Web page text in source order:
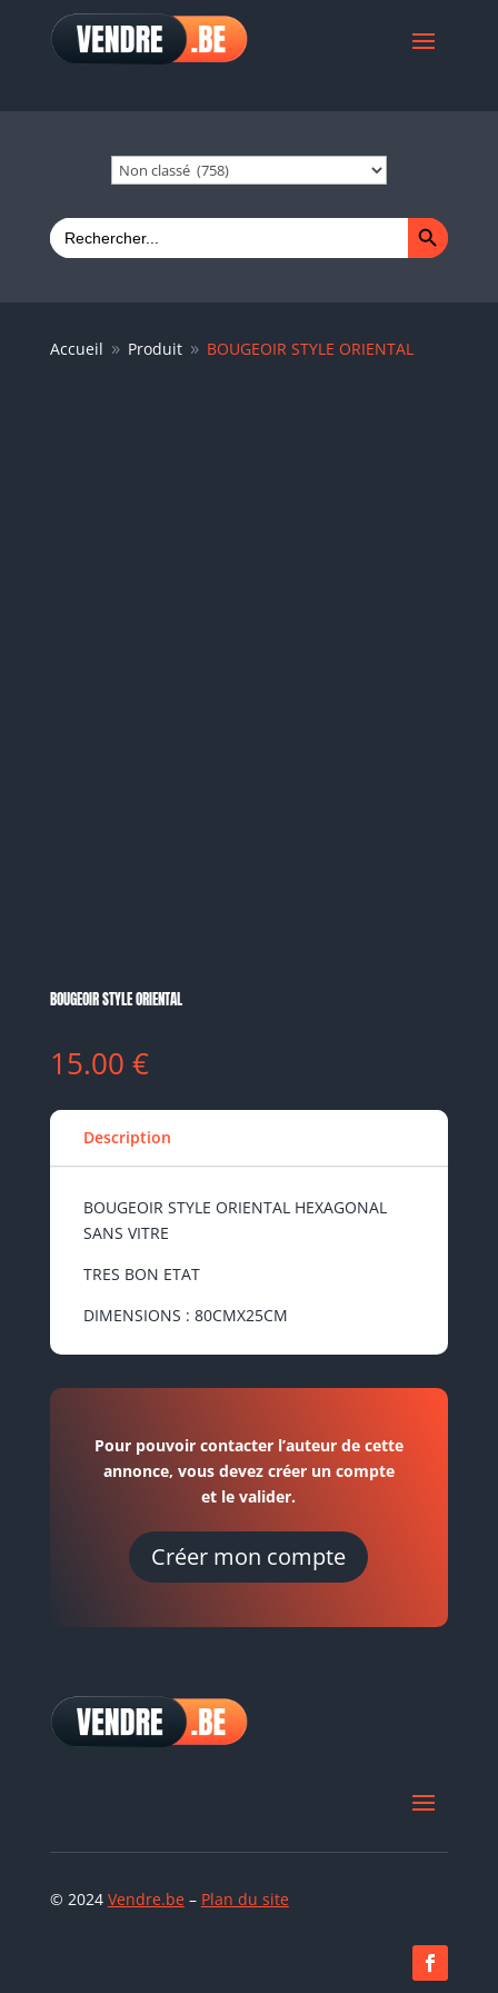
Search
for:
Search Button
Accueil 9 Produit 9 BOUGEOIR STYLE ORIENTAL
BOUGEOIR STYLE ORIENTAL
15.00 €
Description
BOUGEOIR STYLE ORIENTAL HEXAGONAL
SANS VITRE
TRES BON ETAT
DIMENSIONS : 80CMX25CM
Pour pouvoir contacter l’auteur de cette
annonce, vous devez créer un compte
et le valider.
Créer mon compte
© 2024 Vendre.be– Plan du site